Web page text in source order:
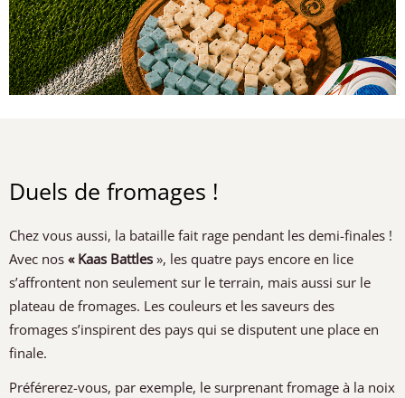
Duels de fromages !
Chez vous aussi, la bataille fait rage pendant les demi-finales !
Avec nos« Kaas Battles », les quatre pays encore en lice
s’affrontent non seulement sur le terrain, mais aussi sur le
plateau de fromages. Les couleurs et les saveurs des
fromages s’inspirent des pays qui se disputent une place en
finale.
Préférerez-vous, par exemple, le surprenant fromage à la noix